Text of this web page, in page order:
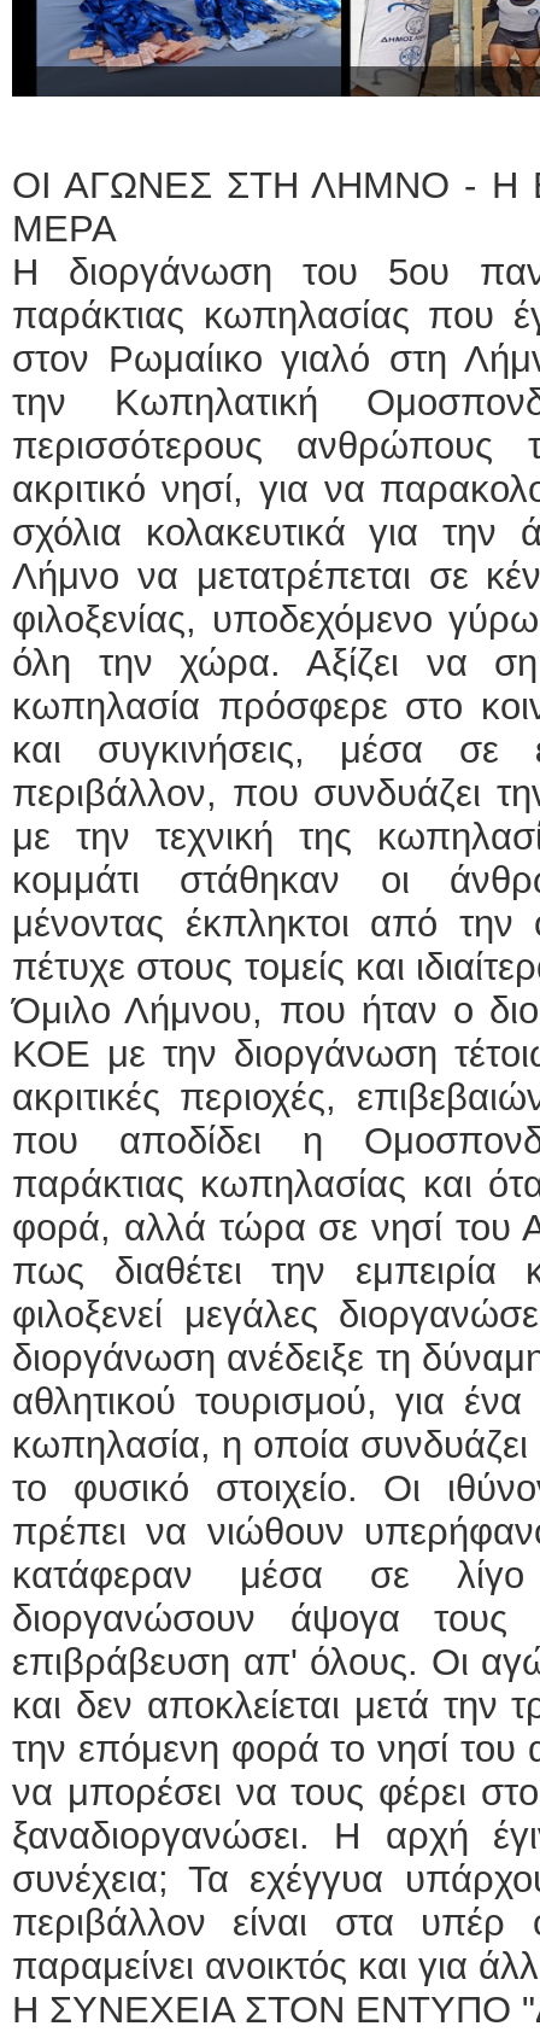
ΟΙ ΑΓΩΝΕΣ ΣΤΗ ΛΗΜΝΟ - Η
ΜΕΡΑ
Η διοργάνωση του 5ου
παράκτιας κωπηλασίας που
στον Ρωμαίικο γιαλό στη
την Κωπηλατική
περισσότερους ανθρώπους
ακριτικό νησί, για να
σχόλια κολακευτικά για
Λήμνο να μετατρέπεται σε
φιλοξενίας, υποδεχόμενο
όλη την χώρα. Αξίζει να
κωπηλασία πρόσφερε στο
και συγκινήσεις, μέσα σε
περιβάλλον, που συνδυάζει
με την τεχνική της
κομμάτι στάθηκαν οι
μένοντας έκπληκτοι από
πέτυχε στους τομείς και
Όμιλο Λήμνου, που ήταν ο
ΚΟΕ με την διοργάνωση
ακριτικές περιοχές,
που αποδίδει η
παράκτιας κωπηλασίας και
φορά, αλλά τώρα σε νησί του
πως διαθέτει την
φιλοξενεί μεγάλες
διοργάνωση ανέδειξε τη
αθλητικού τουρισμού, για
κωπηλασία, η οποία συνδυάζει
το φυσικό στοιχείο. Οι
πρέπει να νιώθουν
κατάφεραν μέσα σε
διοργανώσουν άψογα
επιβράβευση απ' όλους. Οι
και δεν αποκλείεται μετά την
την επόμενη φορά το νησί του
να μπορέσει να τους φέρει
ξαναδιοργανώσει. Η αρχή
συνέχεια; Τα εχέγγυα
περιβάλλον είναι στα
παραμείνει ανοικτός και για
Η ΣΥΝΕΧΕΙΑ ΣΤΟΝ ΕΝΤΥΠΟ